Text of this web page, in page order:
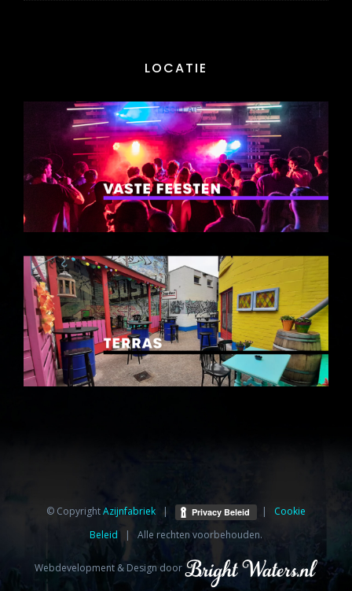
LOCATIE
© CopyrightAzijnfabriek⁩ | | Cookie
Beleid | Alle rechten voorbehouden.
Webdevelopment & Design door